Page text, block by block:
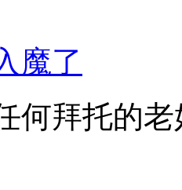
魔了
何拜托的老